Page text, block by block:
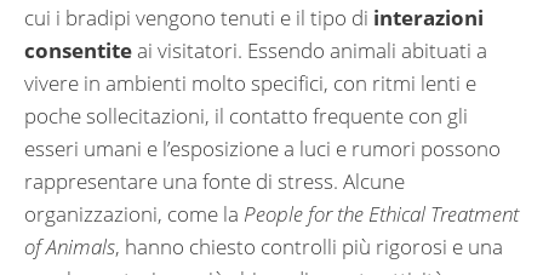
cui i bradipi vengono tenuti e il tipo di interazioni
consentiteai visitatori. Essendo animali abituati a
vivere in ambienti molto specifici, con ritmi lenti e
poche sollecitazioni, il contatto frequente con gli
esseri umani e l’esposizione a luci e rumori possono
rappresentare una fonte di stress. Alcune
organizzazioni, come la People for the Ethical Treatment
of Animals, hanno chiesto controlli più rigorosi e una